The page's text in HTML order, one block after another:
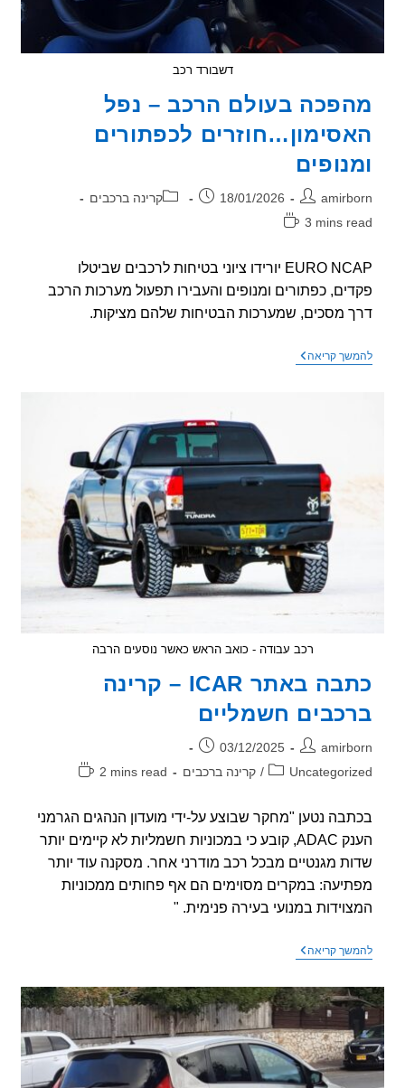
דשבורד רכב
בעולם הרכב – נפל
לכפתורים
פורסם:
18/01/2026 קטגוריה:קרינה ברכבים
3 mins
EURO NCAP יורידו ציוני בטיחות לרכבים שביטלו
כפתורים ומנופים והעבירו תפעול מערכות הרכב
מסכים, שמערכות הבטיחות שלהם מציקות.
קריאהמהפכה
ומנופים
רכב עבודה - כואב הראש כאשר נוסעים הרבה
כתבה באתר ICAR – קרינה
חשמליים
פורסם:
03/12/2025
/ קרינה ברכבים
זמן
2 mins read
נטען "מחקר שבוצע על-ידי מועדון הנהגים הגרמני
הענק ADAC, קובע כי במכוניות חשמליות לא קיימים יותר
מגנטיים מבכל רכב מודרני אחר. מסקנה עוד יותר
במקרים מסוימים הם אף פחותים ממכוניות
במנועי בעירה פנימית. "
קריאהכתבה
–
קרינה
ברכבים
חשמליים